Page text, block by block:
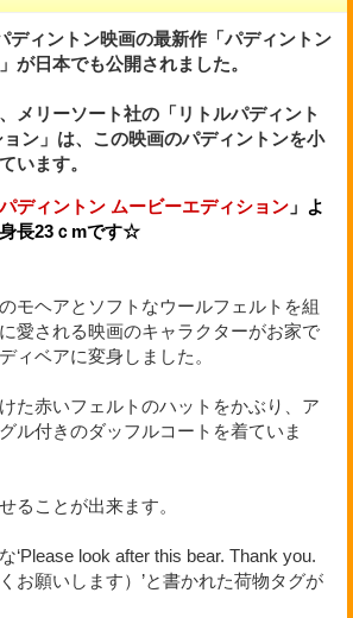
ディントン映画の最新作「パディントン
が日本でも公開されました。
メリーソート社の「リトルパディント
ン」は、この映画のパディントンを小
います。
パディントン ムービーエディション 」よ
長23ｃmです☆
モヘアとソフトなウールフェルトを組
愛される映画のキャラクターがお家で
ィベアに変身しました。
た赤いフェルトのハットをかぶり、ア
ル付きのダッフルコートを着ていま
ることが出来ます。
‘Please look after this bear. Thank you.
お願いします） ’と書かれた荷物タグが